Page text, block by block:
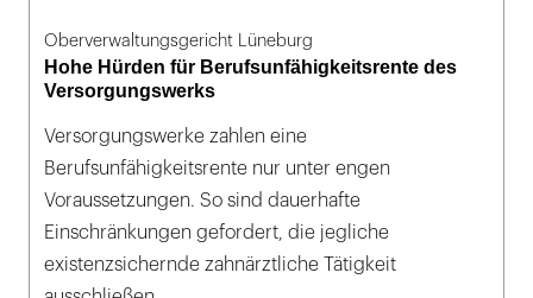
Oberverwaltungsgericht Lüneburg
Hohe Hürden für Berufsunfähigkeitsrente des
Versorgungswerks
Versorgungswerke zahlen eine
Berufsunfähigkeitsrente nur unter engen
Voraussetzungen. So sind dauerhafte
Einschränkungen gefordert, die jegliche
existenzsichernde zahnärztliche Tätigkeit